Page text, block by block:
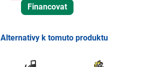
Financovat
Alternativy k tomuto produktu